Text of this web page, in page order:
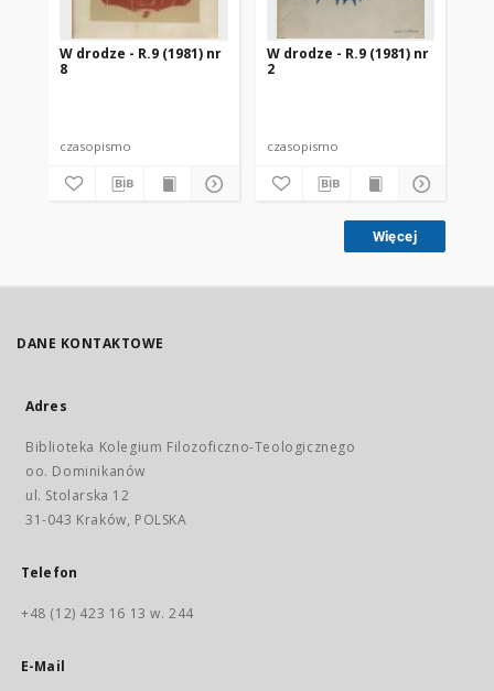
W drodze - R.9 (1981) nr
8
czasopismo
W drodze - R.9 (1981) nr
2
czasopismo
Więcej
DANE KONTAKTOWE
Adres
Biblioteka Kolegium Filozoficzno-Teologicznego
oo. Dominikanów
ul. Stolarska 12
31-043 Kraków, POLSKA
Telefon
+48 (12) 423 16 13 w. 244
E-Mail